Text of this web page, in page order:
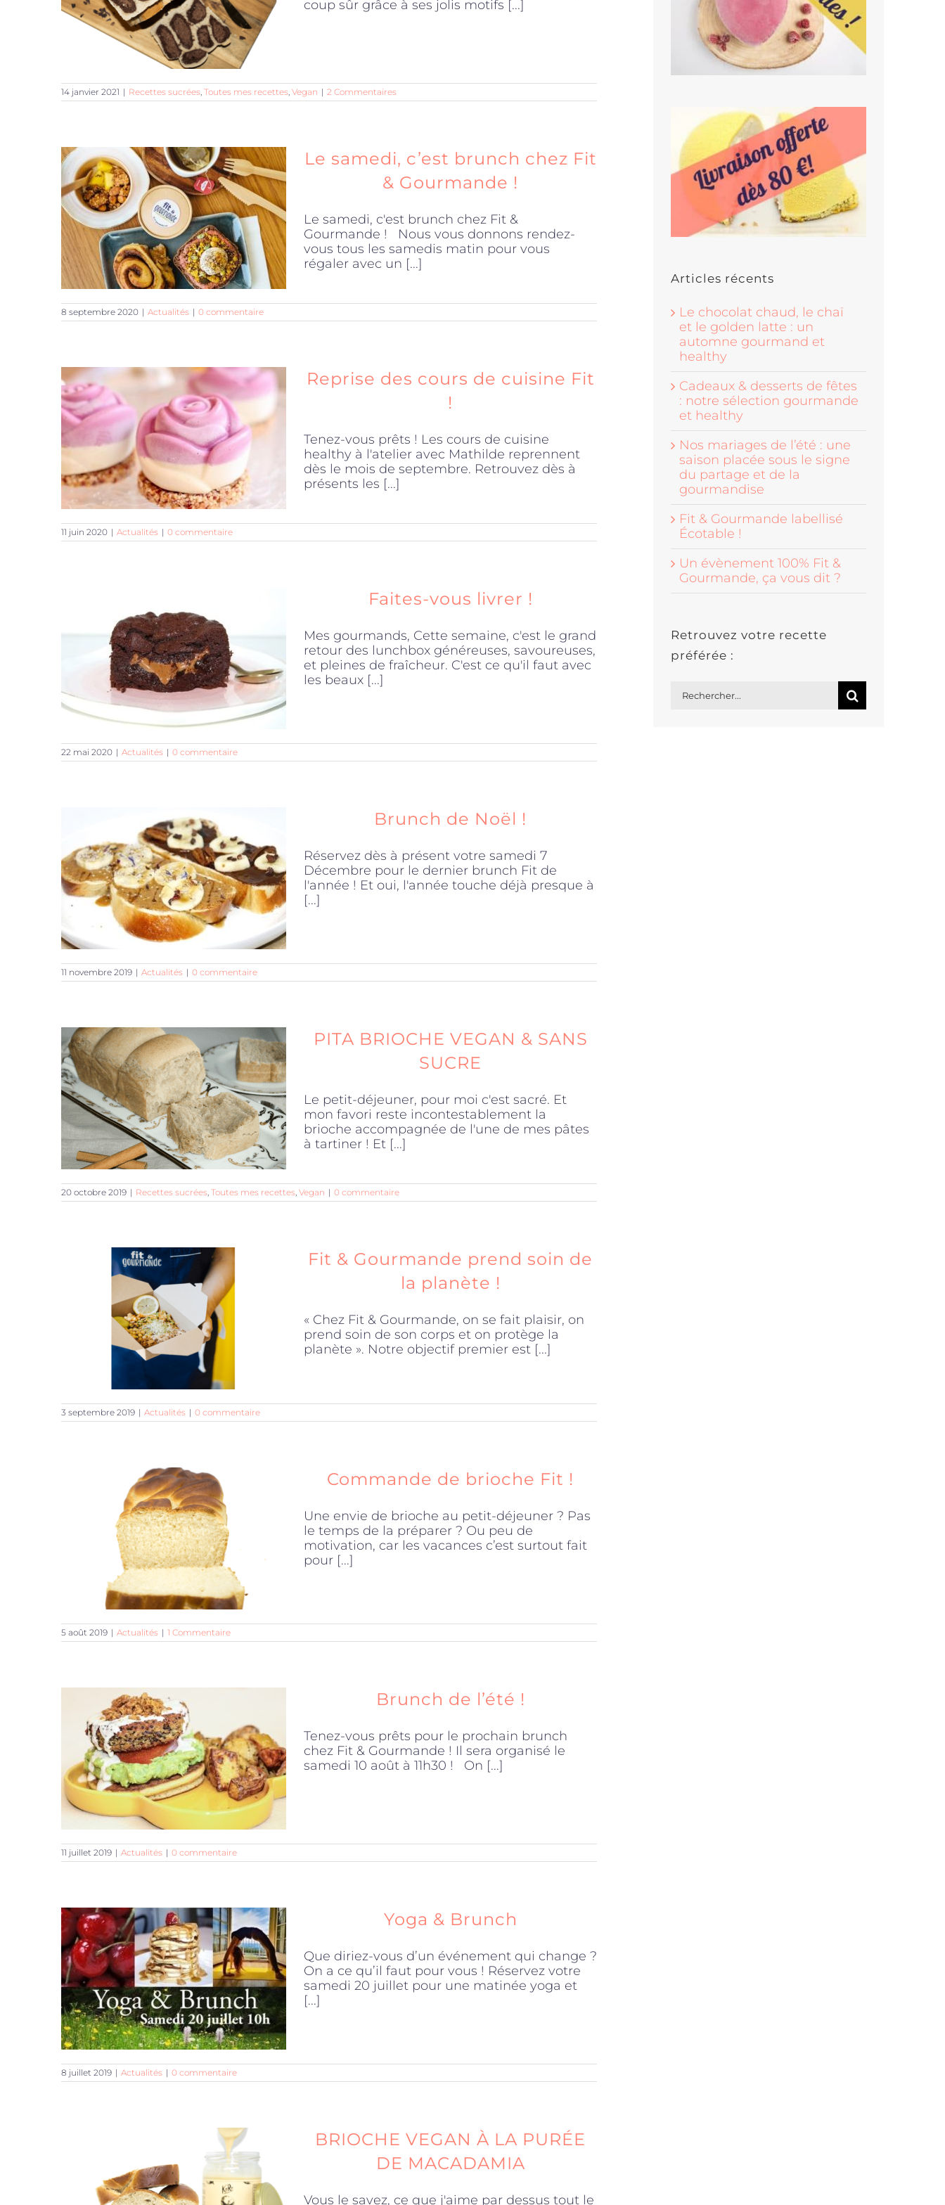
coup sûr grâce à ses jolis motifs [...]
14 janvier 2021 | Recettes sucrées, Toutes mes recettes, Vegan | 2 Commentaires
Le samedi, c’est brunch chez Fit
& Gourmande !
Le samedi, c'est brunch chez Fit &
Gourmande ! Nous vous donnons rendez-
vous tous les samedis matin pour vous
régaler avec un [...]
8 septembre 2020 | Actualités | 0 commentaire
Reprise des cours de cuisine Fit
!
Tenez-vous prêts ! Les cours de cuisine
healthy à l'atelier avec Mathilde reprennent
dès le mois de septembre. Retrouvez dès à
présents les [...]
11 juin 2020 | Actualités | 0 commentaire
Faites-vous livrer !
Mes gourmands, Cette semaine, c'est le grand
retour des lunchbox généreuses, savoureuses,
et pleines de fraîcheur. C'est ce qu'il faut avec
les beaux [...]
22 mai 2020 | Actualités | 0 commentaire
Brunch de Noël !
Réservez dès à présent votre samedi 7
Décembre pour le dernier brunch Fit de
l'année ! Et oui, l'année touche déjà presque à
[...]
11 novembre 2019 | Actualités | 0 commentaire
PITA BRIOCHE VEGAN & SANS
SUCRE
Le petit-déjeuner, pour moi c'est sacré. Et
mon favori reste incontestablement la
brioche accompagnée de l'une de mes pâtes
à tartiner ! Et [...]
20 octobre 2019 | Recettes sucrées, Toutes mes recettes, Vegan | 0 commentaire
Fit & Gourmande prend soin de
la planète !
« Chez Fit & Gourmande, on se fait plaisir, on
prend soin de son corps et on protège la
planète ». Notre objectif premier est [...]
3 septembre 2019 | Actualités | 0 commentaire
Commande de brioche Fit !
Une envie de brioche au petit-déjeuner ? Pas
le temps de la préparer ? Ou peu de
motivation, car les vacances c’est surtout fait
pour [...]
5 août 2019 | Actualités | 1 Commentaire
Brunch de l’été !
Tenez-vous prêts pour le prochain brunch
chez Fit & Gourmande ! Il sera organisé le
samedi 10 août à 11h30 ! On [...]
11 juillet 2019 | Actualités | 0 commentaire
Yoga & Brunch
Que diriez-vous d’un événement qui change ?
On a ce qu’il faut pour vous ! Réservez votre
samedi 20 juillet pour une matinée yoga et
[...]
8 juillet 2019 | Actualités | 0 commentaire
BRIOCHE VEGAN À LA PURÉE
DE MACADAMIA
Vous le savez, ce que j'aime par dessus tout le
Articles récents
Le chocolat chaud, le chaï
et le golden latte : un
automne gourmand et
healthy
Cadeaux & desserts de fêtes
: notre sélection gourmande
et healthy
Nos mariages de l’été : une
saison placée sous le signe
du partage et de la
gourmandise
Fit & Gourmande labellisé
Écotable !
Un évènement 100% Fit &
Gourmande, ça vous dit ?
Retrouvez votre recette
préférée :